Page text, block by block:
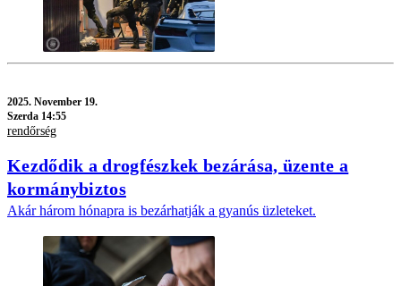
2025. November 19.
Szerda 14:55
rendőrség
Kezdődik a drogfészkek bezárása, üzente a
kormánybiztos
Akár három hónapra is bezárhatják a gyanús üzleteket.